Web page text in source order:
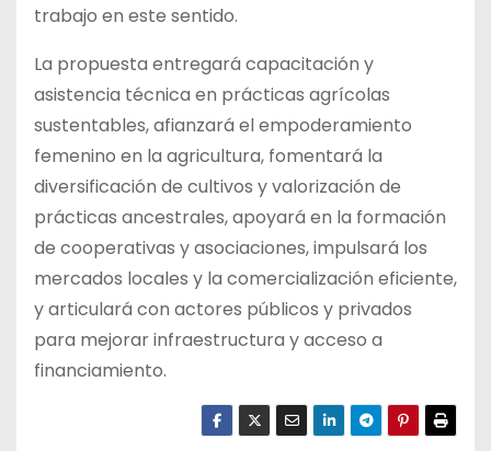
trabajo en este sentido.
La propuesta entregará capacitación y
asistencia técnica en prácticas agrícolas
sustentables, afianzará el empoderamiento
femenino en la agricultura, fomentará la
diversificación de cultivos y valorización de
prácticas ancestrales, apoyará en la formación
de cooperativas y asociaciones, impulsará los
mercados locales y la comercialización eficiente,
y articulará con actores públicos y privados
para mejorar infraestructura y acceso a
financiamiento.